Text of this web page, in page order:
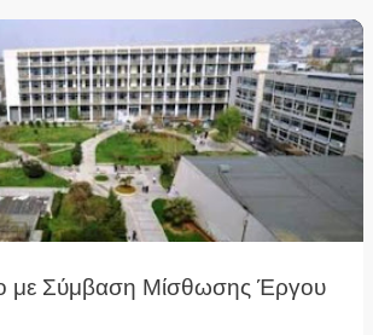
με Σύμβαση Μίσθωσης Έργου